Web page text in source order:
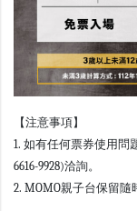
【注意事項】
1. 如有任何票券使用問
6616-9928)洽詢。
2. MOMO親子台保留隨